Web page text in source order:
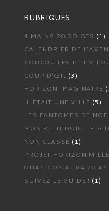
RUBRIQUES
4 MAINS 20 DOIGTS (1)
CALENDRIER DE
COUCOU LES P'TITS
COUP D'ŒIL (3)
HORIZON IMAGINAIRE
IL ÉTAIT UNE VILLE (5)
LES FANTOMES DE
MON PETIT DOIGT M'A
NON CLASSÉ (1)
PROJET HORIZON
QUAND ON AURA 20
SUIVEZ LE GUIDE ! (1)